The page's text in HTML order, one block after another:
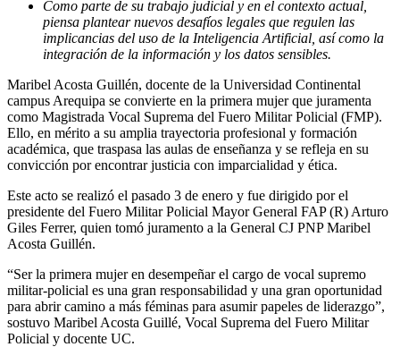
Como parte de su trabajo judicial y en el contexto actual,
piensa plantear nuevos desafíos legales que regulen las
implicancias del uso de la Inteligencia Artificial, así como la
integración de la información y los datos sensibles.
Maribel Acosta Guillén, docente de la Universidad Continental
campus Arequipa se convierte en la primera mujer que juramenta
como Magistrada Vocal Suprema del Fuero Militar Policial (FMP).
Ello, en mérito a su amplia trayectoria profesional y formación
académica, que traspasa las aulas de enseñanza y se refleja en su
convicción por encontrar justicia con imparcialidad y ética.
Este acto se realizó el pasado 3 de enero y fue dirigido por el
presidente del Fuero Militar Policial Mayor General FAP (R) Arturo
Giles Ferrer, quien tomó juramento a la General CJ PNP Maribel
Acosta Guillén.
“Ser la primera mujer en desempeñar el cargo de vocal supremo
militar-policial es una gran responsabilidad y una gran oportunidad
para abrir camino a más féminas para asumir papeles de liderazgo”,
sostuvo Maribel Acosta Guillé, Vocal Suprema del Fuero Militar
Policial y docente UC.